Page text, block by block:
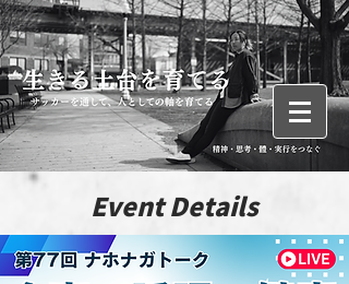
Event Details